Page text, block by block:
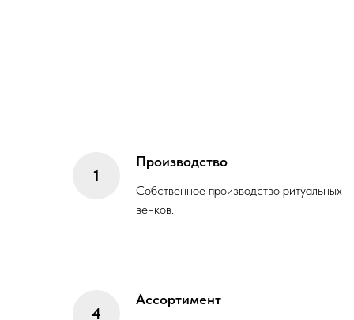
Производство
Собственное производство ритуальных
венков.
Ассортимент